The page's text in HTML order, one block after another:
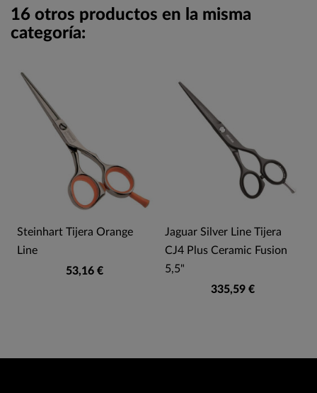
16 otros productos en la misma
categoría:
Steinhart Tijera Orange
Line
53,16 €
Jaguar Silver Line Tijera
CJ4 Plus Ceramic Fusion
5,5"
335,59 €